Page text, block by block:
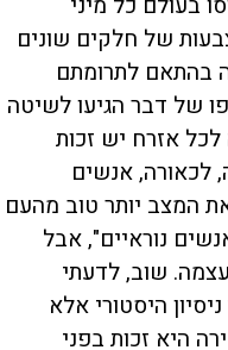
של חלקים שונים
בהתאם לתרומתם
של דבר הגיעו לשיטה
אזרח יש זכות
לכאורה, אנשים
המצב יותר טוב מהעם
נוראיים", אבל
שוב, לדעתי
היסטורי אלא
היא זכות בפני